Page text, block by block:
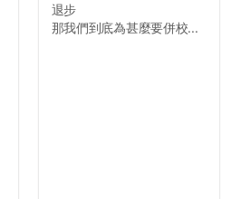
退步
那我們到底為甚麼要併校...